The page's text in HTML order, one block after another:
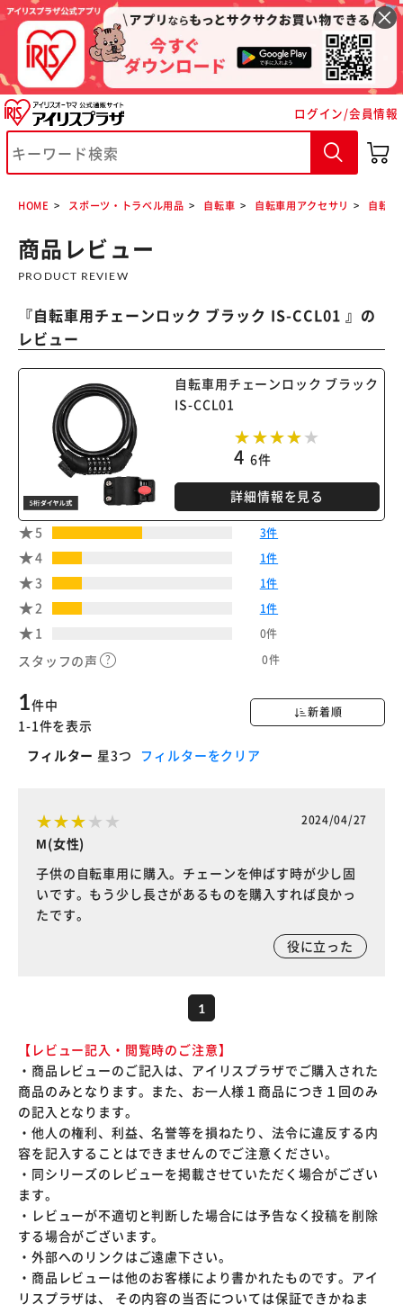
ログイン/会員情報
HOME スポーツ・トラベル用品 自転車 自転車用アクセサリ 自転
商品レビュー
PRODUCT REVIEW
『自転車用チェーンロック ブラック IS-CCL01 』の
レビュー
自転車用チェーンロック ブラック
IS-CCL01
4 6件
詳細情報を見る
5 3件
4 1件
3 1件
2 1件
1 0件
スタッフの声 0件
新着順
1件中
1-1件を表示
フィルター 星3つ フィルターをクリア
2024/04/27
М(女性)
子供の自転車用に購入。チェーンを伸ばす時が少し固
いです。もう少し長さがあるものを購入すれば良かっ
たです。
役に立った
1
【レビュー記入・閲覧時のご注意】
・商品レビューのご記入は、アイリスプラザでご購入された
商品のみとなります。また、お一人様１商品につき１回のみ
の記入となります。
・他人の権利、利益、名誉等を損ねたり、法令に違反する内
容を記入することはできませんのでご注意ください。
・同シリーズのレビューを掲載させていただく場合がござい
ます。
・レビューが不適切と判断した場合には予告なく投稿を削除
する場合がございます。
・外部へのリンクはご遠慮下さい。
・商品レビューは他のお客様により書かれたものです。アイ
リスプラザは、 その内容の当否については保証できかねま
※ご確認ください
カートに入れる 購入手続きへ